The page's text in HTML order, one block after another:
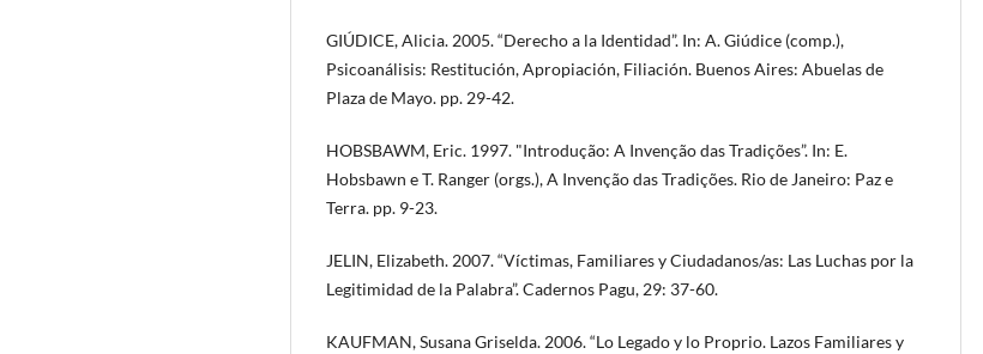
GIÚDICE, Alicia. 2005. “Derecho a la Identidad”. In: A. Giúdice (comp.),
Psicoanálisis: Restitución, Apropiación, Filiación. Buenos Aires: Abuelas de
Plaza de Mayo. pp. 29-42.
HOBSBAWM, Eric. 1997. "Introdução: A Invenção das Tradições”. In: E.
Hobsbawn e T. Ranger (orgs.), A Invenção das Tradições. Rio de Janeiro: Paz e
Terra. pp. 9-23.
JELIN, Elizabeth. 2007. “Víctimas, Familiares y Ciudadanos/as: Las Luchas por la
Legitimidad de la Palabra”. Cadernos Pagu, 29: 37-60.
KAUFMAN, Susana Griselda. 2006. “Lo Legado y lo Proprio. Lazos Familiares y